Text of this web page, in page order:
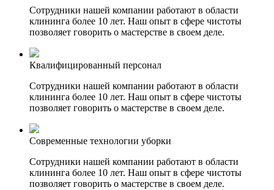
Сотрудники нашей компании работают в области
клининга более 10 лет. Наш опыт в сфере чистоты
позволяет говорить о мастерстве в своем деле.
Квалифицированный персонал
Сотрудники нашей компании работают в области
клининга более 10 лет. Наш опыт в сфере чистоты
позволяет говорить о мастерстве в своем деле.
Современные технологии уборки
Сотрудники нашей компании работают в области
клининга более 10 лет. Наш опыт в сфере чистоты
позволяет говорить о мастерстве в своем деле.